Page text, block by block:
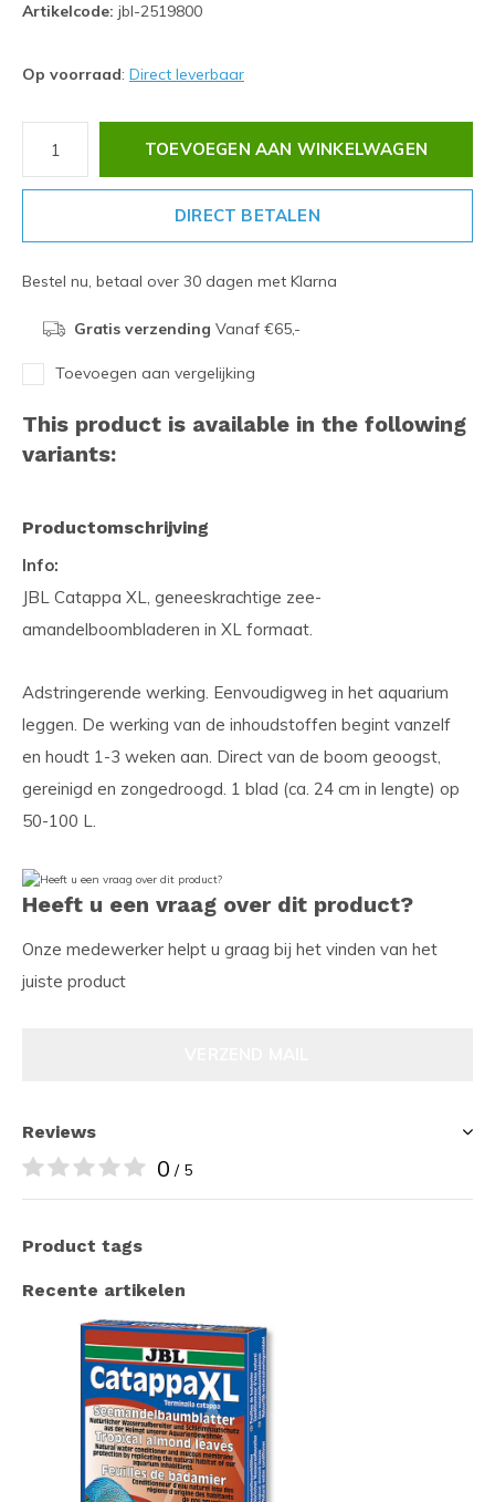
Artikelcode: jbl-2519800
Op voorraad: Direct leverbaar
TOEVOEGEN AAN WINKELWAGEN
DIRECT BETALEN
Bestel nu, betaal over 30 dagen met Klarna
Gratis verzending Vanaf €65,-
Toevoegen aan vergelijking
This product is available in the following
variants:
Productomschrijving
Info:
JBL Catappa XL, geneeskrachtige zee-
amandelboombladeren in XL formaat.
Adstringerende werking. Eenvoudigweg in het aquarium
leggen. De werking van de inhoudstoffen begint vanzelf
en houdt 1-3 weken aan. Direct van de boom geoogst,
gereinigd en zongedroogd. 1 blad (ca. 24 cm in lengte) op
50-100 L.
Heeft u een vraag over dit product?
Onze medewerker helpt u graag bij het vinden van het
juiste product
Reviews
0 / 5
Product tags
Recente artikelen